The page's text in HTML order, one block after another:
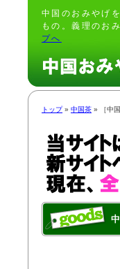
中国のおみやげ
もの。義理のお
プへ
トップ» 中国茶 » ［中